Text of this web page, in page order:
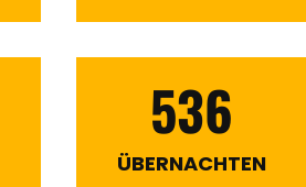
536
ÜBERNACHTEN